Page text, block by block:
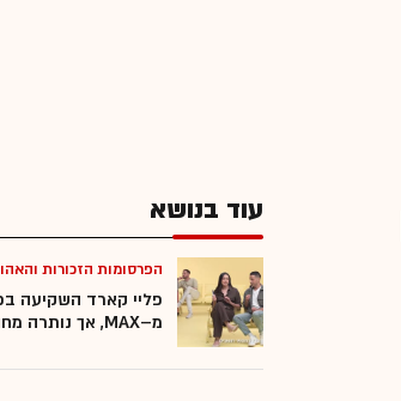
עוד בנושא
הפרסומות הזכורות
פליי קארד השקיעה
מ–MAX, אך נותרה מחוץ לדירוג